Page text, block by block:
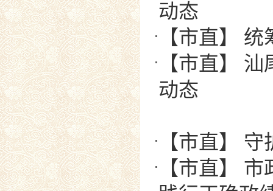
动态
【市直】
【市直】
动态
【市直】
【市直】